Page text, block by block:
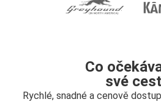
Co
své
Rychlé, snadné a cenově